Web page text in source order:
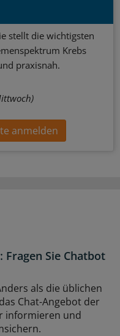
stellt die wichtigsten
Krebs
praxisnah.
anmelden
Sie Chatbot
als die üblichen
Chat-Angebot der
informieren und